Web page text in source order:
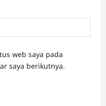
web saya pada
saya berikutnya.